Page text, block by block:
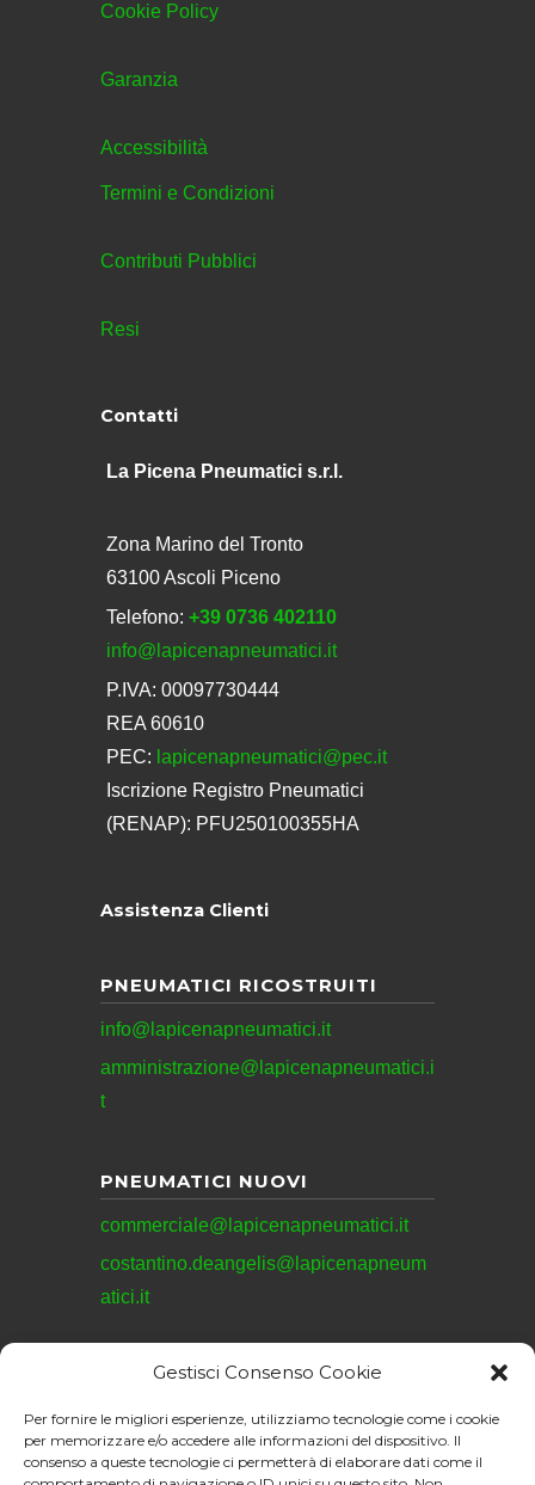
Gestisci Consenso Cookie
Per fornire le migliori esperienze, utilizziamo tecnologie come i cookie
per memorizzare e/o accedere alle informazioni del dispositivo. Il
consenso a queste tecnologie ci permetterà di elaborare dati come il
Cookie Policy
Garanzia
Accessibilità
Termini e Condizioni
Contributi Pubblici
Resi
Contatti
La Picena Pneumatici s.r.l.
Zona Marino del Tronto
63100 Ascoli Piceno
Telefono: +39 0736 402110
info@lapicenapneumatici.it
P.IVA: 00097730444
REA 60610
PEC: lapicenapneumatici@pec.it
Iscrizione Registro Pneumatici
(RENAP): PFU250100355HA
Assistenza Clienti
PNEUMATICI RICOSTRUITI
info@lapicenapneumatici.it
amministrazione@lapicenapneumatici.i
t
PNEUMATICI NUOVI
commerciale@lapicenapneumatici.it
costantino.deangelis@lapicenapneum
atici.it
REVISIONI
revisioni@lapicenapneumatici.it